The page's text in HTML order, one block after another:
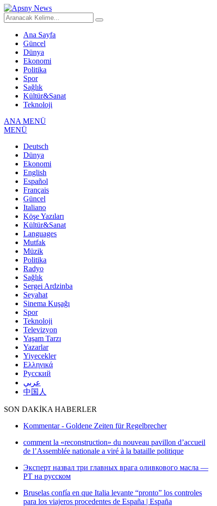
Ana Sayfa
Güncel
Dünya
Ekonomi
Politika
Spor
Sağlık
Kültür&Sanat
Teknoloji
ANA MENÜ
MENÜ
Deutsch
Dünya
Ekonomi
English
Español
Français
Güncel
Italiano
Köşe Yazıları
Kültür&Sanat
Languages
Mutfak
Müzik
Politika
Radyo
Sağlık
Sergei Ardzinba
Seyahat
Sinema Kuşağı
Spor
Teknoloji
Televizyon
Yaşam Tarzı
Yazarlar
Yiyecekler
Ελληνικά
Русский
عربي
中国人
SON DAKİKA HABERLER
Kommentar - Goldene Zeiten für Regelbrecher
comment la «reconstruction» du nouveau pavillon d’accueil
de l’Assemblée nationale a viré à la bataille politique
Эксперт назвал три главных врага оливкового масла —
РТ на русском
Bruselas confía en que Italia levante “pronto” los controles
para los viajeros procedentes de España | España